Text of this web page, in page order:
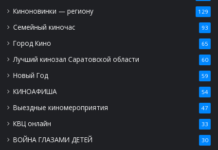
Киноновинки — региону 129
Семейный киночас 93
Город Кино 65
Лучший кинозал Саратовской области 60
Новый Год 59
КИНОАФИША 54
Выездные киномероприятия 47
КВЦ онлайн 33
ВОЙНА ГЛАЗАМИ ДЕТЕЙ 30